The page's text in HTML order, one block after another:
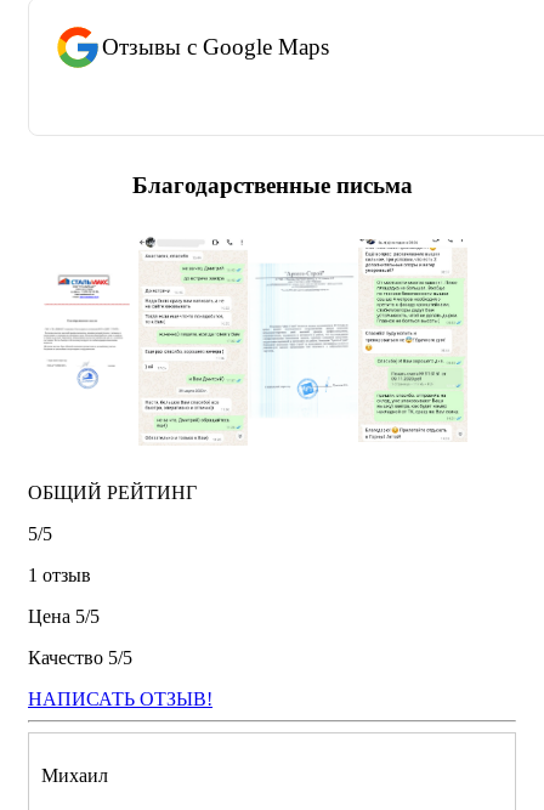
Отзывы с Google Maps
Благодарственные письма
ОБЩИЙ РЕЙТИНГ
5/5
1 отзыв
Цена 5/5
Качество 5/5
НАПИСАТЬ ОТЗЫВ!
Михаил